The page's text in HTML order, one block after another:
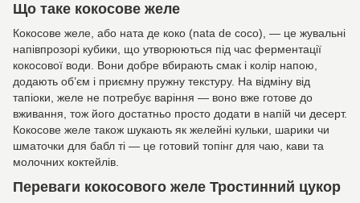
Що таке кокосове желе
Кокосове желе, або ната де коко (nata de coco), — це жувальні
напівпрозорі кубики, що утворюються під час ферментації
кокосової води. Вони добре вбирають смак і колір напою,
додають об’єм і приємну пружну текстуру. На відміну від
тапіоки, желе не потребує варіння — воно вже готове до
вживання, тож його достатньо просто додати в напій чи десерт.
Кокосове желе також шукають як желейні кульки, шарики чи
шматочки для бабл ті — це готовий топінг для чаю, кави та
молочних коктейлів.
Переваги кокосового желе Тростинний цукор